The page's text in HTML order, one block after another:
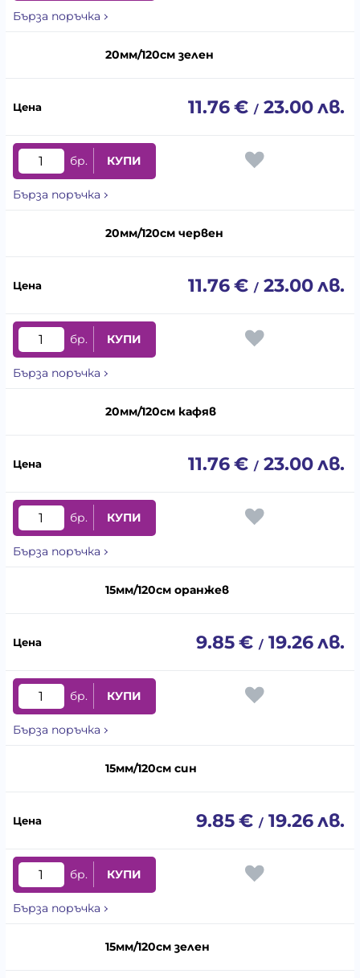
Бърза поръчка
20мм/120см зелен
11.76€ / 23.00лв.
бр. КУПИ
Бърза поръчка
20мм/120см червен
11.76€ / 23.00лв.
бр. КУПИ
Бърза поръчка
20мм/120см кафяв
11.76€ / 23.00лв.
бр. КУПИ
Бърза поръчка
15мм/120см оранжев
9.85€ / 19.26лв.
бр. КУПИ
Бърза поръчка
15мм/120см син
9.85€ / 19.26лв.
бр. КУПИ
Бърза поръчка
15мм/120см зелен